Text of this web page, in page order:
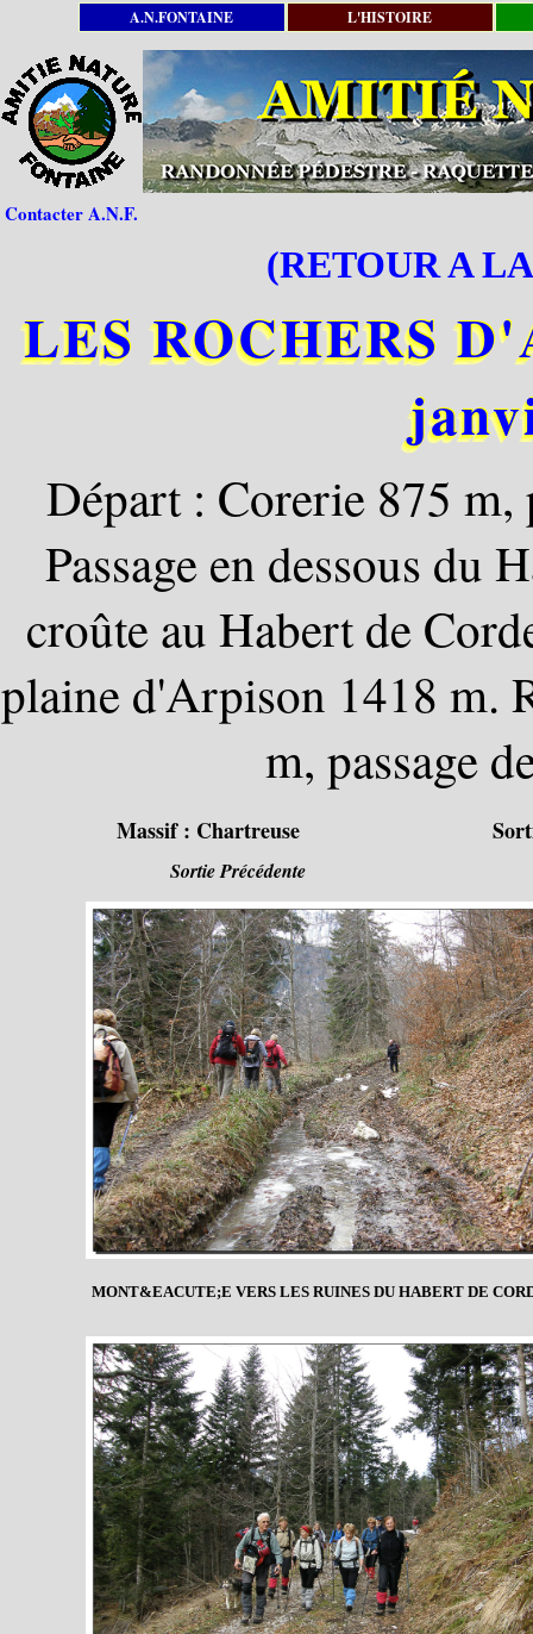
A.N.FONTAINE L'HISTOIRE
Contacter A.N.F.
(RETOUR A
LES ROCHERS
Départ : Corerie 875 m,
Passage en dessous du
croûte au Habert de
plaine d'Arpison 1418 m.
m, passage
Massif : Chartreuse
Sortie Précédente
MONT&EACUTE;E VERS LES RUINES DU HABERT DE